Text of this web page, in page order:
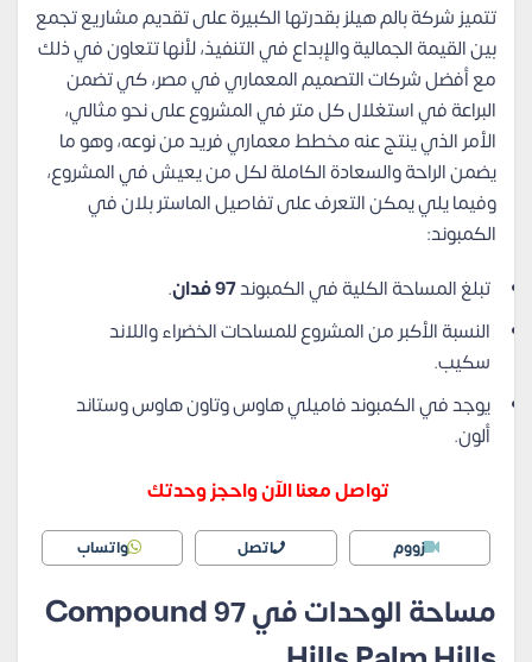
تتميز شركة بالم هيلز بقدرتها الكبيرة على تقديم مشاريع تجمع
بين القيمة الجمالية والإبداع في التنفيذ، لأنها تتعاون في ذلك
مع أفضل شركات التصميم المعماري في مصر، كي تضمن
البراعة في استغلال كل متر في المشروع على نحو مثالي،
الأمر الذي ينتج عنه مخطط معماري فريد من نوعه، وهو ما
يضمن الراحة والسعادة الكاملة لكل من يعيش في المشروع،
وفيما يلي يمكن التعرف على تفاصيل الماستر بلان في
الكمبوند:
تبلغ المساحة الكلية في الكمبوند97 فدان
.
النسبة الأكبر من المشروع للمساحات الخضراء واللاند
سكيب.
يوجد في الكمبوند فاميلي هاوس وتاون هاوس وستاند
ألون.
تواصل معنا الآن واحجز وحدتك
زووم اتصل واتساب
مساحة الوحدات في Compound 97